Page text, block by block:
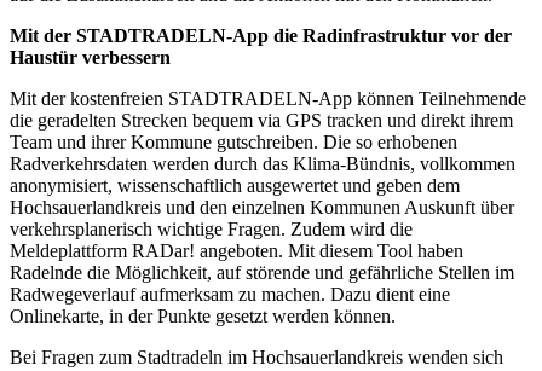
Mit der STADTRADELN-App die Radinfrastruktur vor der
Haustür verbessern
Mit der kostenfreien STADTRADELN-App können Teilnehmende
die geradelten Strecken bequem via GPS tracken und direkt ihrem
Team und ihrer Kommune gutschreiben. Die so erhobenen
Radverkehrsdaten werden durch das Klima-Bündnis, vollkommen
anonymisiert, wissenschaftlich ausgewertet und geben dem
Hochsauerlandkreis und den einzelnen Kommunen Auskunft über
verkehrsplanerisch wichtige Fragen. Zudem wird die
Meldeplattform RADar! angeboten. Mit diesem Tool haben
Radelnde die Möglichkeit, auf störende und gefährliche Stellen im
Radwegeverlauf aufmerksam zu machen. Dazu dient eine
Onlinekarte, in der Punkte gesetzt werden können.
Bei Fragen zum Stadtradeln im Hochsauerlandkreis wenden sich